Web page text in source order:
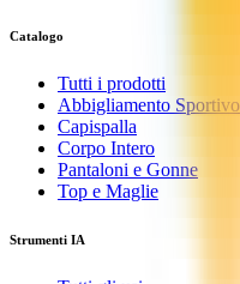
Catalogo
Tutti i prodotti
Abbigliamento Sportivo
Capispalla
Corpo Intero
Pantaloni e Gonne
Top e Maglie
Strumenti IA